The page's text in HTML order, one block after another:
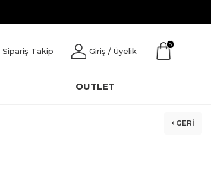
Sipariş Takip Giriş / Üyelik
0
OUTLET
GERI